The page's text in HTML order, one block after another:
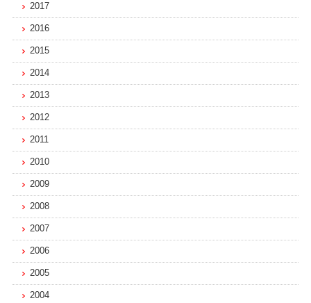
2017
2016
2015
2014
2013
2012
2011
2010
2009
2008
2007
2006
2005
2004